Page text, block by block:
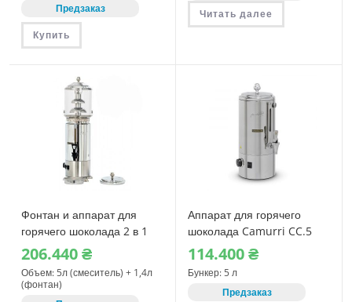
Предзаказ
Купить
Читать далее
Фонтан и аппарат для
горячего шоколада 2 в 1
Camurri CC.F.5
206.440₴
Объем: 5л (смеситель) + 1,4л
(фонтан)
Аппарат для горячего
шоколада Camurri CC.5
114.400₴
Бункер: 5 л
Предзаказ